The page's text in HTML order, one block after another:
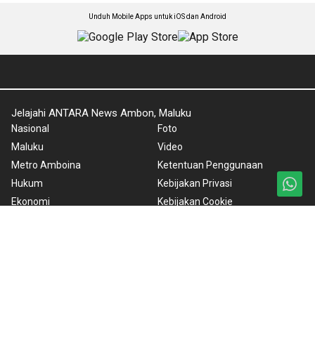
Unduh Mobile Apps untuk iOS dan Android
Jelajahi ANTARA News Ambon, Maluku
Nasional
Maluku
Metro Amboina
Hukum
Ekonomi
Foto
Video
Ketentuan Penggunaan
Kebijakan Privasi
Kebijakan Cookie